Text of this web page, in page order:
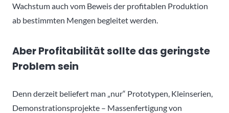
Wachstum auch vom Beweis der profitablen Produktion
ab bestimmten Mengen begleitet werden.
Aber Profitabilität sollte das geringste
Problem sein
Denn derzeit beliefert man „nur“ Prototypen, Kleinserien,
Demonstrationsprojekte – Massenfertigung von